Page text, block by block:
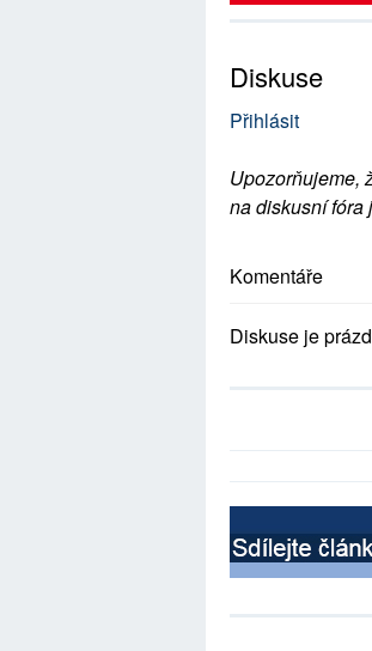
Diskuse
Přihlásit
Upozorňujeme,
na diskusní fóra
Komentáře
Diskuse je